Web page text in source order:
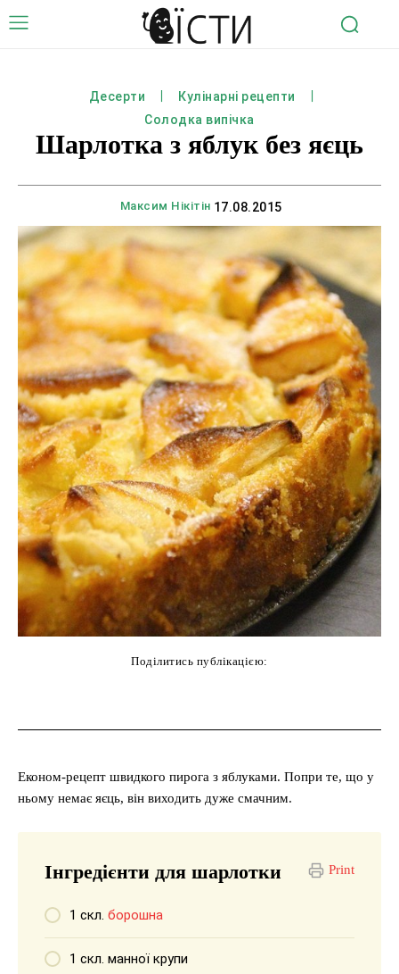
Десерти
Кулінарні рецепти
Солодка випічка
Шарлотка з яблук без яєць
Максим Нікітін 17.08.2015
Поділитись публікацією:
Економ-рецепт швидкого пирога з яблуками. Попри те, що у
ньому немає яєць, він виходить дуже смачним.
Print
Інгредієнти для шарлотки
1 скл. борошна
1 скл. манної крупи